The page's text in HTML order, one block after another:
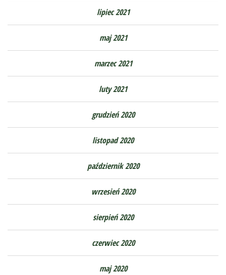
lipiec 2021
maj 2021
marzec 2021
luty 2021
grudzień 2020
listopad 2020
październik 2020
wrzesień 2020
sierpień 2020
czerwiec 2020
maj 2020